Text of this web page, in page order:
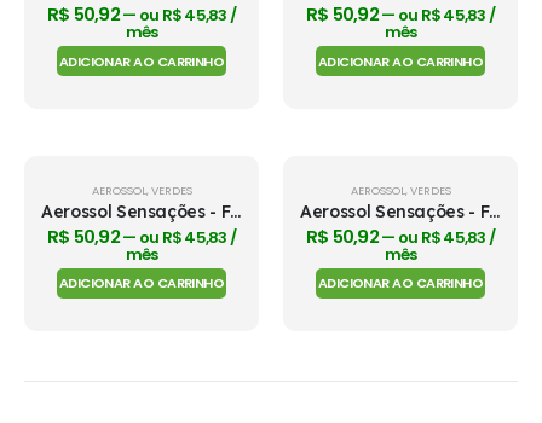
R$ 50,92— ou R$45,83/
mês
ADICIONAR AO CARRINHO
R$ 50,92— ou R$45,83/
mês
ADICIONAR AO CARRINHO
AEROSSOL VERDES
Aerossol Sensações - Folhas do Brasil
R$ 50,92— ou R$45,83 /
mês
ADICIONAR AO CARRINHO
AEROSSOL VERDES
Aerossol Sensações - Frescor de Bamboo
R$ 50,92— ou R$45,83 /
mês
ADICIONAR AO CARRINHO